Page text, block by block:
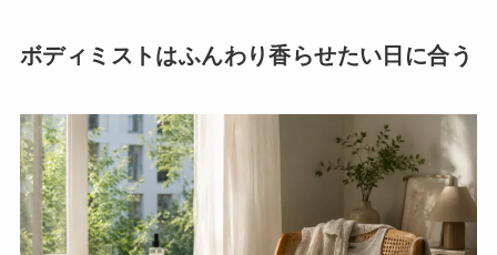
ボディミストはふんわり香らせたい日に合う